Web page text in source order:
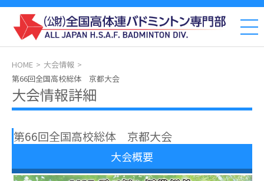
HOME
大会情報
第66回全国高校総体 京都大会
大会情報詳細
第66回全国高校総体 京都大会
大会概要